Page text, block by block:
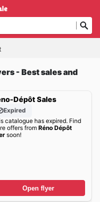
- Best sales and
Dépôt Sales
Expired
catalogue has expired. Find
offers from Réno Dépôt
soon!
Open flyer